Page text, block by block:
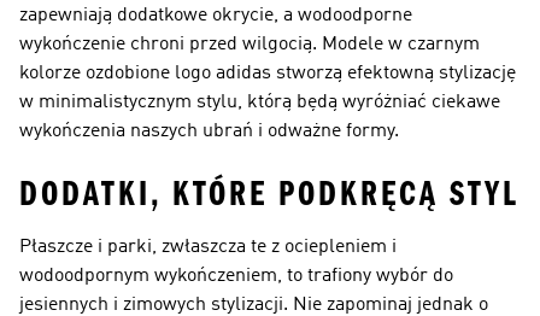
zapewniają dodatkowe okrycie, a wodoodporne
wykończenie chroni przed wilgocią. Modele w czarnym
kolorze ozdobione logo adidas stworzą efektowną stylizację
w minimalistycznym stylu, którą będą wyróżniać ciekawe
wykończenia naszych ubrań i odważne formy.
DODATKI, KTÓRE PODKRĘCĄ STYL
Płaszcze i parki, zwłaszcza te z ociepleniem i
wodoodpornym wykończeniem, to trafiony wybór do
jesiennych i zimowych stylizacji. Nie zapominaj jednak o